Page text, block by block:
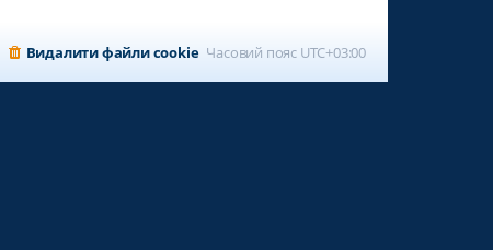
Часовий пояс UTC+03:00
Видалити файли cookie